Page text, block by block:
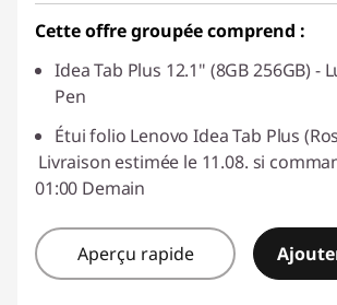
Cette offre groupée comprend :
Idea Tab Plus 12.1" (8GB 256GB) -
Pen
Étui folio Lenovo Idea Tab Plus
Livraison estimée le 11.08. si
01:00 Demain
Aperçu rapide